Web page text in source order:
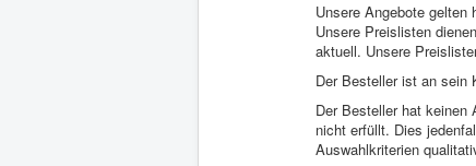
Unsere Angebote
Unsere Preislisten
aktuell. Unsere
Der Besteller ist an sein
Der Besteller hat keinen
nicht erfüllt. Dies
Auswahlkriterien